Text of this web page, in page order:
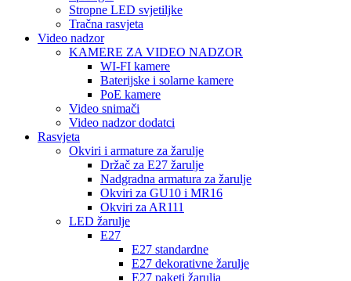
Stropne LED svjetiljke
Tračna rasvjeta
Video nadzor
KAMERE ZA VIDEO NADZOR
WI-FI kamere
Baterijske i solarne kamere
PoE kamere
Video snimači
Video nadzor dodatci
Rasvjeta
Okviri i armature za žarulje
Držač za E27 žarulje
Nadgradna armatura za žarulje
Okviri za GU10 i MR16
Okviri za AR111
LED žarulje
E27
E27 standardne
E27 dekorativne žarulje
E27 paketi žarulja